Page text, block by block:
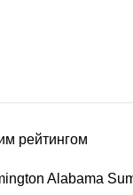
рейтингом